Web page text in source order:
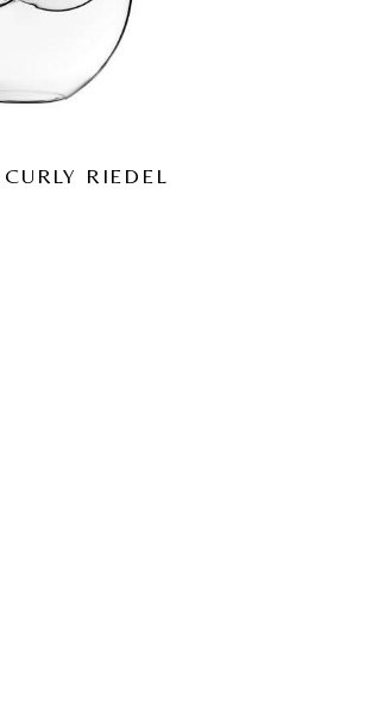
RIEDEL